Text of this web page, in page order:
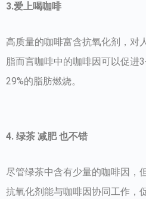
3.爱上喝咖啡
高质量的咖啡富含抗氧化剂，对
脂而言咖啡中的咖啡因可以促进
29%的脂肪燃烧。
4. 绿茶 减肥 也不错
尽管绿茶中含有少量的咖啡因，
抗氧化剂能与咖啡因协同工作，